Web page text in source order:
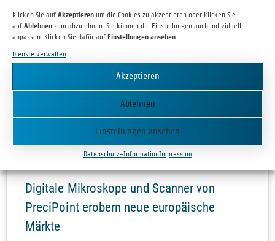
Klicken Sie auf Akzeptieren um die Cookies zu akzeptieren oder klicken Sie
auf Ablehnen zum abzulehnen. Sie können die Einstellungen auch individuell
anpassen. Klicken Sie dafür auf Einstellungen ansehen.
Dienste verwalten
Akzeptieren
Ablehnen
Einstellungen ansehen
Datenschutz-InformationImpressum
Digitale Mikroskope und Scanner von
PreciPoint erobern neue europäische
Märkte